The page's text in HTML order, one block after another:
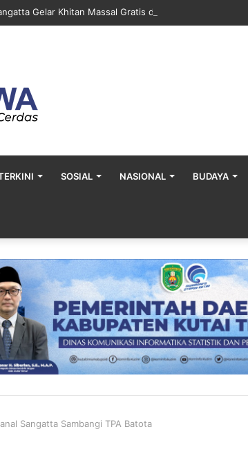
Gelar Khitan Massal Gratis di Desa Muara Bengalon
SOSIAL NASIONAL BUDAYA
Sangatta Sambangi TPA Batota